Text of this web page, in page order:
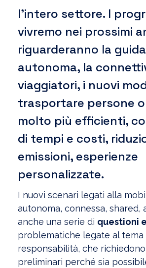
l’intero settore. I
vivremo nei prossimi
riguarderanno la guida
autonoma, la
viaggiatori, i nuovi
trasportare persone
molto più efficienti,
di tempi e costi,
emissioni, esperienze
personalizzate.
I nuovi scenari legati alla
autonoma, connessa, shared,
anche una serie di questioni
problematiche legate al tema
responsabilità, che
preliminari perché sia